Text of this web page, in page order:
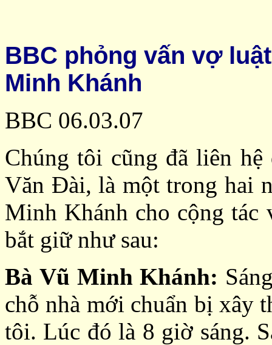
BBC phỏng vấn vợ
Minh Khánh
BBC 06.03.07
Chúng tôi cũng đã liên
Văn Đài, là một trong hai
Minh Khánh cho cộng tác
bắt giữ như sau:
Bà Vũ Minh Khánh:
chỗ nhà mới chuẩn bị xây
tôi. Lúc đó là 8 giờ sáng.